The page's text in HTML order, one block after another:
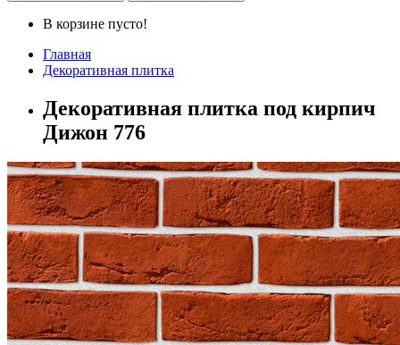
В корзине пусто!
Главная
Декоративная плитка
Декоративная плитка под кирпич
Дижон 776